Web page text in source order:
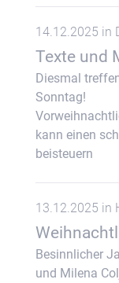
14.12.2025 in
Texte und
Diesmal
Sonntag!
kann einen
beisteuern
13.12.2025 in
Besinnlicher
und Milena